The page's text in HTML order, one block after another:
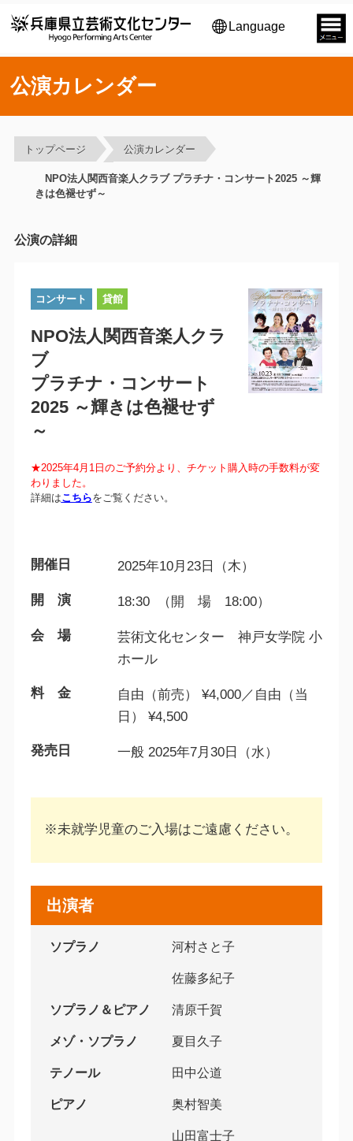
Language
公演カレンダー
トップページ 公演カレンダー
NPO法人関西音楽人クラブ プラチナ・コンサート2025 ～輝
きは色褪せず～
公演の詳細
コンサート 貸館
NPO法人関西音楽人クラ
ブ
プラチナ・コンサート
2025 ～輝きは色褪せず
～
★2025年4月1日のご予約分より、チケット購入時の手数料が変
わりました。
詳細はこちらをご覧ください。
開催日 2025年10月23日（木）
開 演 18:30 （開 場 18:00）
会 場
芸術文化センター 神戸女学院 小
ホール
料 金
自由（前売） ¥4,000／自由（当
日） ¥4,500
発売日 一般 2025年7月30日（水）
※未就学児童のご入場はご遠慮ください。
出演者
ソプラノ 河村さと子
佐藤多紀子
ソプラノ＆ピアノ 清原千賀
メゾ・ソプラノ 夏目久子
テノール 田中公道
ピアノ 奥村智美
山田富士子